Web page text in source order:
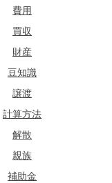
費用
買収
財産
豆知識
譲渡
計算方法
解散
親族
補助金